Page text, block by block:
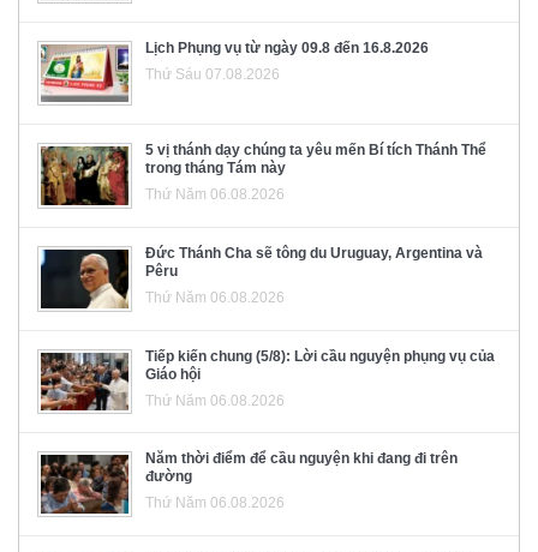
Lịch Phụng vụ từ ngày 09.8 đến 16.8.2026
Thứ Sáu 07.08.2026
5 vị thánh dạy chúng ta yêu mến Bí tích Thánh Thể
trong tháng Tám này
Thứ Năm 06.08.2026
Đức Thánh Cha sẽ tông du Uruguay, Argentina và
Pêru
Thứ Năm 06.08.2026
Tiếp kiến chung (5/8): Lời cầu nguyện phụng vụ của
Giáo hội
Thứ Năm 06.08.2026
Năm thời điểm để cầu nguyện khi đang đi trên
đường
Thứ Năm 06.08.2026